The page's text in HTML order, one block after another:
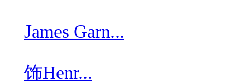
James Garn...
饰Henr...